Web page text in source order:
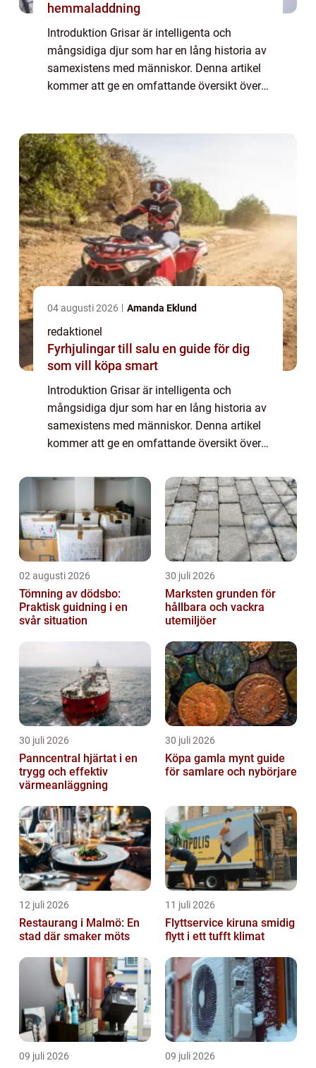
hemmaladdning
Introduktion Grisar är intelligenta och
mångsidiga djur som har en lång historia av
samexistens med människor. Denna artikel
kommer att ge en omfattande översikt över
04 augusti 2026 Amanda Eklund
redaktionel
Fyrhjulingar till salu en guide för dig
som vill köpa smart
Introduktion Grisar är intelligenta och
mångsidiga djur som har en lång historia av
samexistens med människor. Denna artikel
kommer att ge en omfattande översikt över
grisar, deras popularitet och intressanta...
02 augusti 2026
Tömning av dödsbo:
Praktisk guidning i en
svår situation
30 juli 2026
Marksten grunden för
hållbara och vackra
utemiljöer
30 juli 2026
Panncentral hjärtat i en
trygg och effektiv
värmeanläggning
30 juli 2026
Köpa gamla mynt guide
för samlare och nybörjare
12 juli 2026
Restaurang i Malmö: En
stad där smaker möts
11 juli 2026
Flyttservice kiruna smidig
flytt i ett tufft klimat
09 juli 2026 09 juli 2026